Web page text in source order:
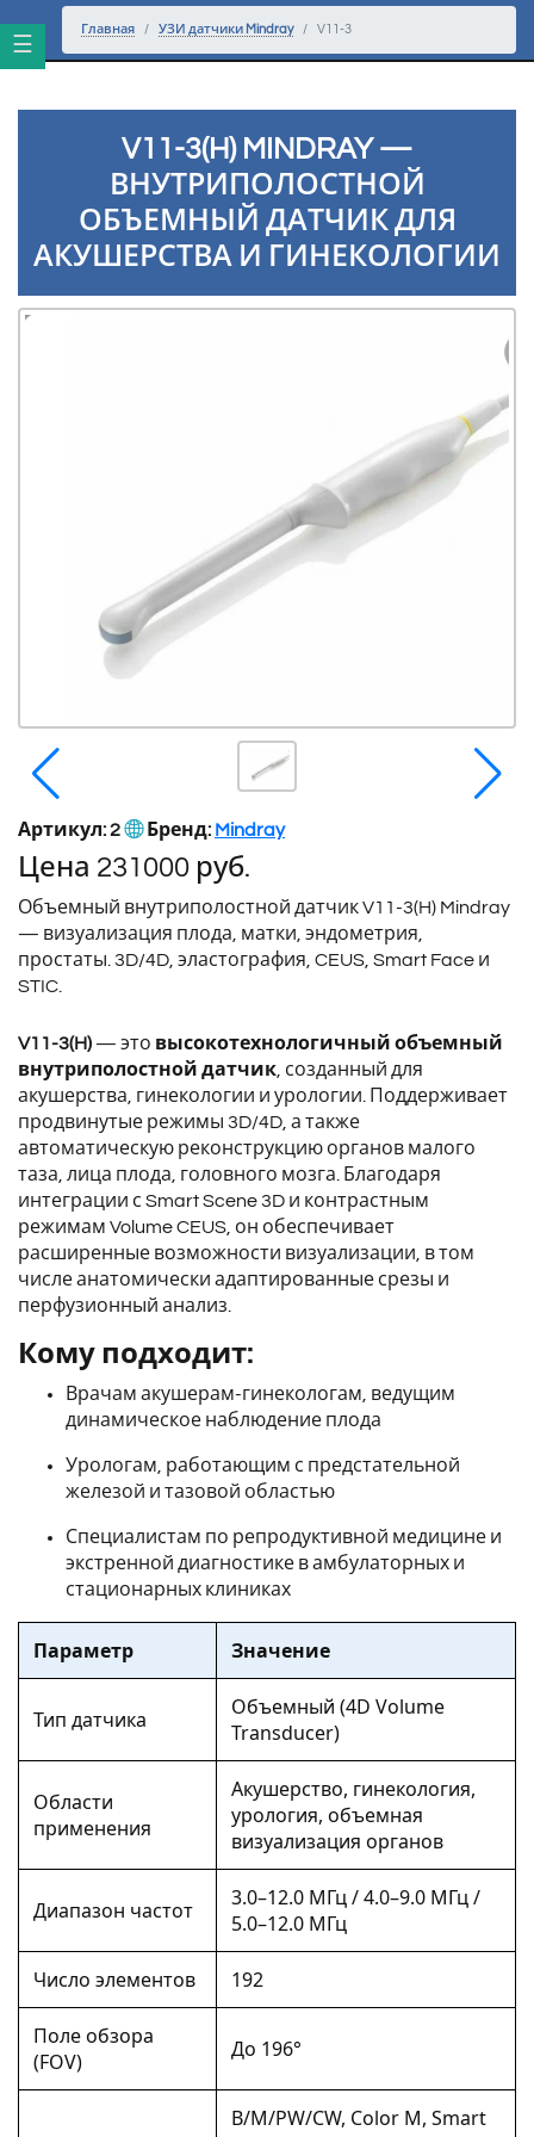
Перейти к основному тексту
Главная УЗИ датчики Mindray V11-3
V11-3(H) MINDRAY —
ВНУТРИПОЛОСТНОЙ
ОБЪЕМНЫЙ ДАТЧИК ДЛЯ
АКУШЕРСТВА И ГИНЕКОЛОГИИ
Артикул: 2 Бренд: Mindray
Цена 231000 руб.
Объемный внутриполостной датчик V11-3(H) Mindray
— визуализация плода, матки, эндометрия,
простаты. 3D/4D, эластография, CEUS, Smart Face и
STIC.
V11-3(H)— это высокотехнологичный объемный
внутриполостной датчик, созданный для
акушерства, гинекологии и урологии. Поддерживает
продвинутые режимы 3D/4D, а также
автоматическую реконструкцию органов малого
таза, лица плода, головного мозга. Благодаря
интеграции с Smart Scene 3D и контрастным
режимам Volume CEUS, он обеспечивает
расширенные возможности визуализации, в том
числе анатомически адаптированные срезы и
перфузионный анализ.
Кому подходит:
Врачам акушерам-гинекологам, ведущим
динамическое наблюдение плода
Урологам, работающим с предстательной
железой и тазовой областью
Специалистам по репродуктивной медицине и
экстренной диагностике в амбулаторных и
стационарных клиниках
Параметр Значение
Тип датчика
Объемный (4D Volume
Transducer)
Области
применения
Акушерство, гинекология,
урология, объемная
визуализация органов
Диапазон частот
3.0–12.0 МГц / 4.0–9.0 МГц /
5.0–12.0 МГц
Число элементов 192
Поле обзора
(FOV)
До 196°
B/M/PW/CW, Color M, Smart